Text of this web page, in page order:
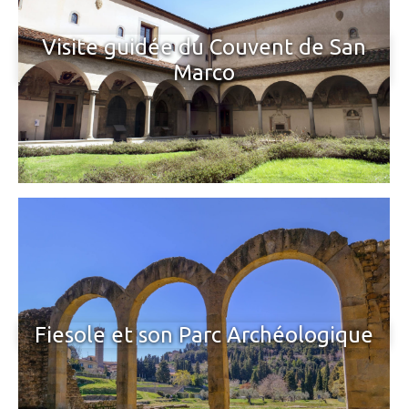
Visite guidée du Couvent de San
Marco
Fiesole et son Parc Archéologique